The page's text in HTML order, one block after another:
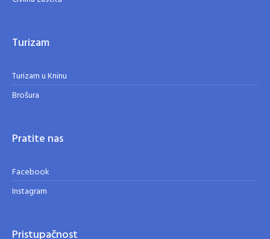
Turizam
Turizam u Kninu
Brošura
Pratite nas
Facebook
Instagram
Pristupačnost